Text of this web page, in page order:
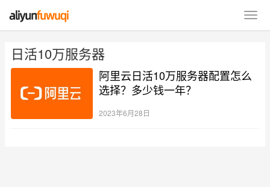
日活10万服务器
阿里云日活10万服务器配置怎么
选择？多少钱一年？
2023年6月28日